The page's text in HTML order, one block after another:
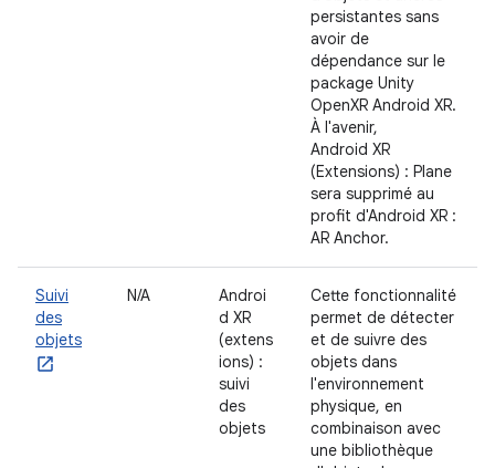
persistantes sans
avoir de
dépendance sur le
package Unity
OpenXR Android XR.
À l'avenir,
Android XR
(Extensions) : Plane
sera supprimé au
profit d'Android XR :
AR Anchor.
Suivi
des
objets
N/A
Androi
d XR
(extens
ions) :
suivi
des
objets
Cette fonctionnalité
permet de détecter
et de suivre des
objets dans
l'environnement
physique, en
combinaison avec
une bibliothèque